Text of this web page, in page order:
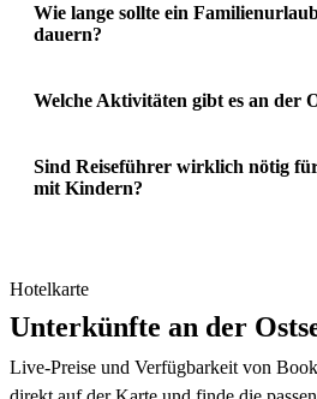
Wie lange sollte ein
dauern?
Welche Aktivitäten gibt es an der
Sind Reiseführer wirklich nötig
mit Kindern?
Hotelkarte
Unterkünfte an der
Live-Preise und Verfügbarkeit von